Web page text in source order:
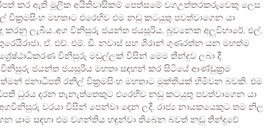
කර ඇති මූලික අයිතිවාසිකම් පෙත්සමේ වගඋත්තරකරුවෙකු ලෙස
මහතාට එරෙහිව එම නඩු කටයුතු පවත්වාගෙන යා
ලැබීය..අග විනිසුරු ජයන්ත ජයසූරිය, බුවනෙක අලුවිහාරේ, එල්.
තුරෙයිරාජා, ඒ. එච්. එම්. ඩී. නවාස් සහ ශිරාන් ගුණරත්න යන මහත්ම
විනිසුරු මඩුල්ලක් විසින් මෙම තීන්දුව ලබා දී
ජයන්ත ජයසූරිය මහතා සඳහන් කර සිටියේ ආණ්ඩුක්‍රම
ජනාධිපති රනිල් වික්‍රමසිංහ මහතාට මුක්තියක් හිමිවන බවකි. එම
ධුරය දරන තැනැත්තෙකුට එරෙහිව නඩු කටයුතු පවත්වාගෙන යා
වරයා විසින් පෙන්වා දෙන ලදී. රාජ්‍ය නායකයෙකුට තම නිල
යාම සඳහා එම වගන්තිය හඳුන්වා තිබෙන බවත් නඩු තීන්දුවේ